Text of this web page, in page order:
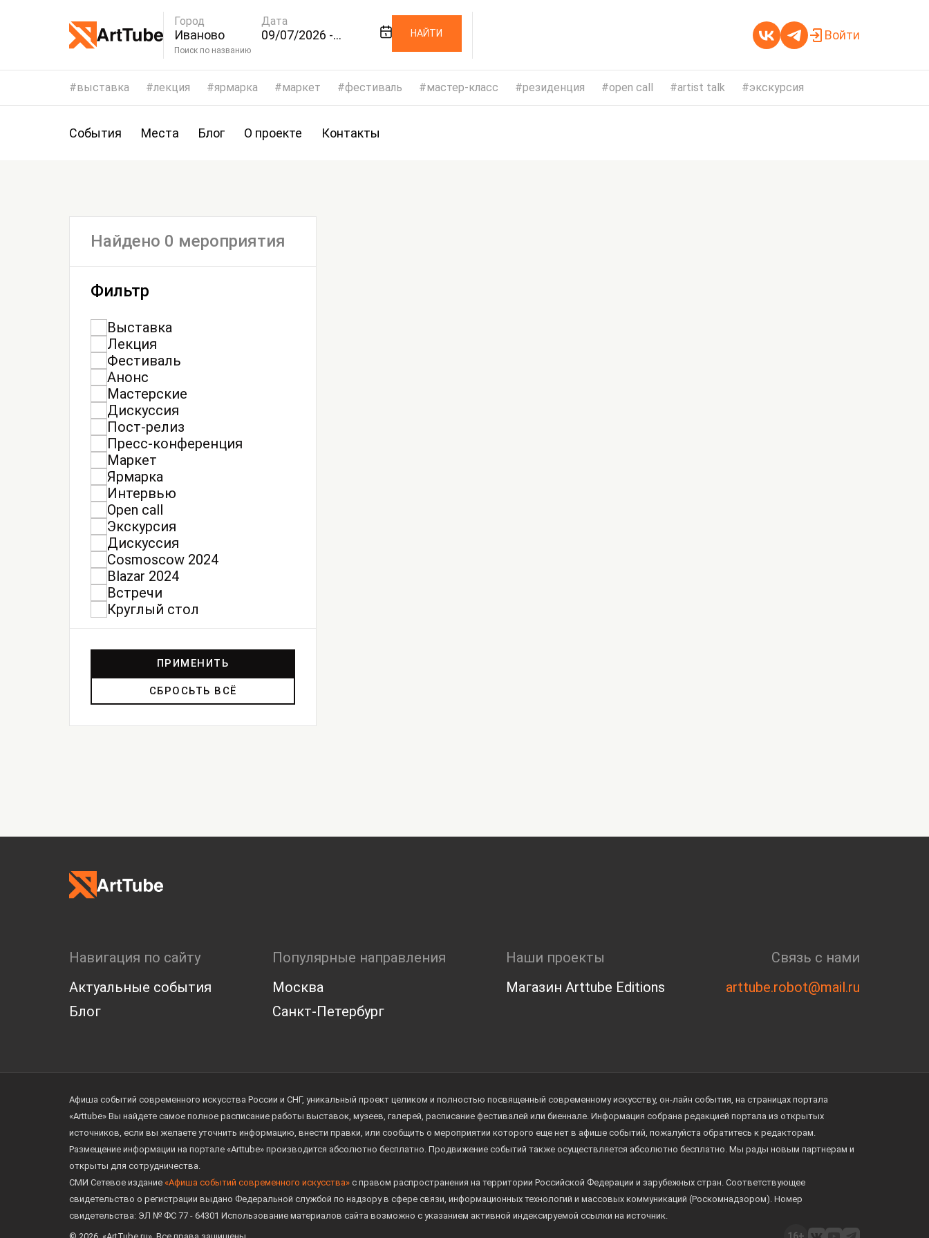
Город
Иваново
Дата
09/07/2026 -
Поиск по названию
НАЙТИ Войти
выставка лекция ярмарка маркет фестиваль мастер-класс резиденция open call artist talk экскурсия
События Места Блог О проекте Контакты
Найдено 0 мероприятия
Фильтр
Выставка
Лекция
Фестиваль
Анонс
Мастерские
Дискуссия
Пост-релиз
Пресс-конференция
Маркет
Ярмарка
Интервью
Open call
Экскурсия
Дискуссия
Cosmoscow 2024
Blazar 2024
Встречи
Круглый стол
ПРИМЕНИТЬ
СБРОСЬТЬ ВСЁ
Навигация по сайту
Актуальные события
Блог
Популярные направления
Москва
Санкт-Петербург
Наши проекты
Магазин Arttube Editions
Связь с нами
arttube.robot@mail.ru
Афиша событий современного искусства России и СНГ, уникальный проект целиком и полностью посвященный современному искусству, он-лайн события, на страницах портала
«Arttube» Вы найдете самое полное расписание работы выставок, музеев, галерей, расписание фестивалей или биеннале. Информация собрана редакцией портала из открытых
источников, если вы желаете уточнить информацию, внести правки, или сообщить о мероприятии которого еще нет в афише событий, пожалуйста обратитесь к редакторам.
Размещение информации на портале «Arttube» производится абсолютно бесплатно. Продвижение событий также осуществляется абсолютно бесплатно. Мы рады новым партнерам и
открыты для сотрудничества.
СМИ Сетевое издание «Афиша событий современного искусства» с правом распространения на территории Российской Федерации и зарубежных стран. Соответствующее
свидетельство о регистрации выдано Федеральной службой по надзору в сфере связи, информационных технологий и массовых коммуникаций (Роскомнадзором). Номер
свидетельства: ЭЛ № ФС 77 - 64301 Использование материалов сайта возможно с указанием активной индексируемой ссылки на источник.
© 2026. «ArtTube.ru». Все права защищены.